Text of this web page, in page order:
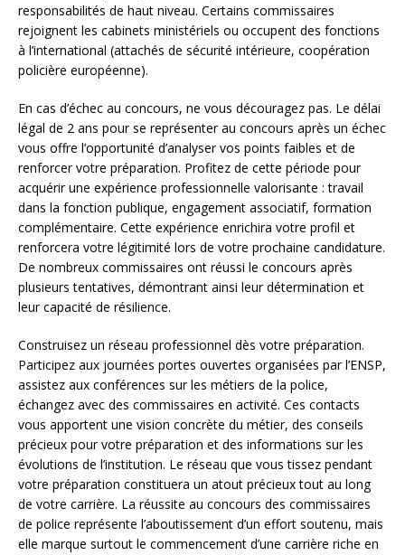
responsabilités de haut niveau. Certains commissaires
rejoignent les cabinets ministériels ou occupent des fonctions
à l’international (attachés de sécurité intérieure, coopération
policière européenne).
En cas d’échec au concours, ne vous découragez pas. Le délai
légal de 2 ans pour se représenter au concours après un échec
vous offre l’opportunité d’analyser vos points faibles et de
renforcer votre préparation. Profitez de cette période pour
acquérir une expérience professionnelle valorisante : travail
dans la fonction publique, engagement associatif, formation
complémentaire. Cette expérience enrichira votre profil et
renforcera votre légitimité lors de votre prochaine candidature.
De nombreux commissaires ont réussi le concours après
plusieurs tentatives, démontrant ainsi leur détermination et
leur capacité de résilience.
Construisez un réseau professionnel dès votre préparation.
Participez aux journées portes ouvertes organisées par l’ENSP,
assistez aux conférences sur les métiers de la police,
échangez avec des commissaires en activité. Ces contacts
vous apportent une vision concrète du métier, des conseils
précieux pour votre préparation et des informations sur les
évolutions de l’institution. Le réseau que vous tissez pendant
votre préparation constituera un atout précieux tout au long
de votre carrière. La réussite au concours des commissaires
de police représente l’aboutissement d’un effort soutenu, mais
elle marque surtout le commencement d’une carrière riche en